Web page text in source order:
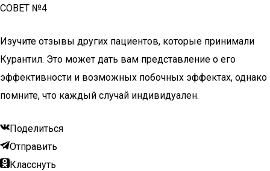
СОВЕТ №4
Изучите отзывы других пациентов, которые принимали
Курантил. Это может дать вам представление о его
эффективности и возможных побочных эффектах, однако
помните, что каждый случай индивидуален.
Поделиться
Отправить
Класснуть